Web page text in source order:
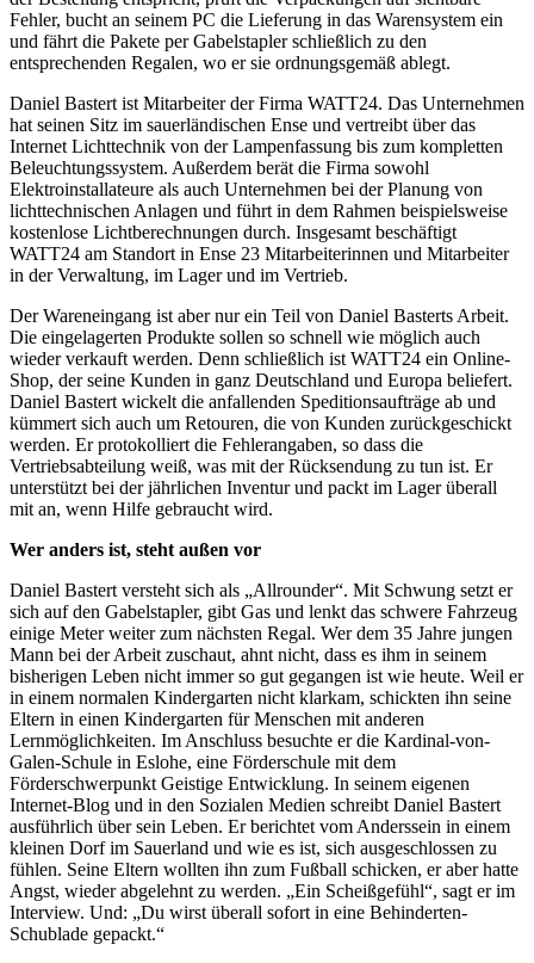
Fehler, bucht an seinem PC die Lieferung in das Warensystem ein
und fährt die Pakete per Gabelstapler schließlich zu den
entsprechenden Regalen, wo er sie ordnungsgemäß ablegt.
Daniel Bastert ist Mitarbeiter der Firma WATT24. Das Unternehmen
hat seinen Sitz im sauerländischen Ense und vertreibt über das
Internet Lichttechnik von der Lampenfassung bis zum kompletten
Beleuchtungssystem. Außerdem berät die Firma sowohl
Elektroinstallateure als auch Unternehmen bei der Planung von
lichttechnischen Anlagen und führt in dem Rahmen beispielsweise
kostenlose Lichtberechnungen durch. Insgesamt beschäftigt
WATT24 am Standort in Ense 23 Mitarbeiterinnen und Mitarbeiter
in der Verwaltung, im Lager und im Vertrieb.
Der Wareneingang ist aber nur ein Teil von Daniel Basterts Arbeit.
Die eingelagerten Produkte sollen so schnell wie möglich auch
wieder verkauft werden. Denn schließlich ist WATT24 ein Online-
Shop, der seine Kunden in ganz Deutschland und Europa beliefert.
Daniel Bastert wickelt die anfallenden Speditionsaufträge ab und
kümmert sich auch um Retouren, die von Kunden zurückgeschickt
werden. Er protokolliert die Fehlerangaben, so dass die
Vertriebsabteilung weiß, was mit der Rücksendung zu tun ist. Er
unterstützt bei der jährlichen Inventur und packt im Lager überall
mit an, wenn Hilfe gebraucht wird.
Wer anders ist, steht außen vor
Daniel Bastert versteht sich als „Allrounder“. Mit Schwung setzt er
sich auf den Gabelstapler, gibt Gas und lenkt das schwere Fahrzeug
einige Meter weiter zum nächsten Regal. Wer dem 35 Jahre jungen
Mann bei der Arbeit zuschaut, ahnt nicht, dass es ihm in seinem
bisherigen Leben nicht immer so gut gegangen ist wie heute. Weil er
in einem normalen Kindergarten nicht klarkam, schickten ihn seine
Eltern in einen Kindergarten für Menschen mit anderen
Lernmöglichkeiten. Im Anschluss besuchte er die Kardinal-von-
Galen-Schule in Eslohe, eine Förderschule mit dem
Förderschwerpunkt Geistige Entwicklung. In seinem eigenen
Internet-Blog und in den Sozialen Medien schreibt Daniel Bastert
ausführlich über sein Leben. Er berichtet vom Anderssein in einem
kleinen Dorf im Sauerland und wie es ist, sich ausgeschlossen zu
fühlen. Seine Eltern wollten ihn zum Fußball schicken, er aber hatte
Angst, wieder abgelehnt zu werden. „Ein Scheißgefühl“, sagt er im
Interview. Und: „Du wirst überall sofort in eine Behinderten-
Schublade gepackt.“